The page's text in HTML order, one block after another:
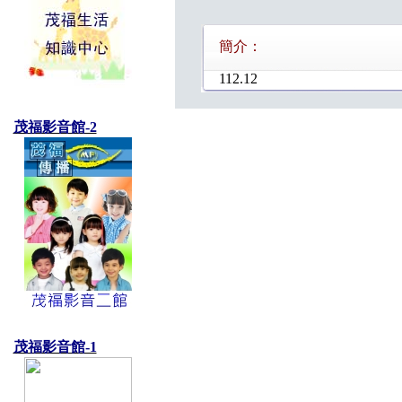
茂福影音館-2
茂福影音館-1
簡介：
112.12